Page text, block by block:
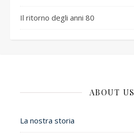
Il ritorno degli anni 80
ABOUT US
La nostra storia